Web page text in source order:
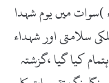
(زما سوات ڈاٹ کام ۔04اگست 2017ء )سوات میں یوم شہدا
سلامتی اور شہداء
کیا گیا ،گزشتہ